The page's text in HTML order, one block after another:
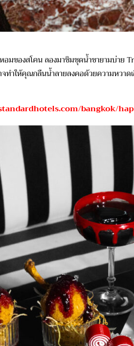
องสโคน ลองมาชิมชุดน้ำชายามบ่าย
ำให้คุณกลืนน้ำลายลงคอด้วยความหวา
bangkok/